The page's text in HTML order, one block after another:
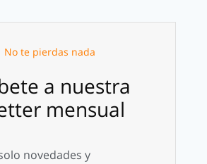
No te pierdas nada
a nuestra
mensual
novedades y